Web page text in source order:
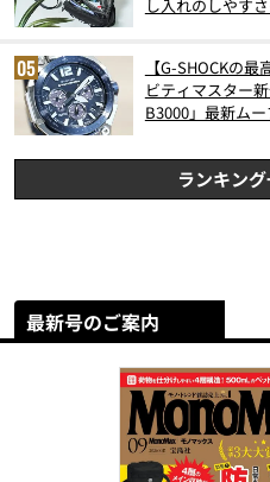
し入れのしやす
【G-SHOCKの
ビティマスター
B3000」最新ム
ランキン
最新号のご案内